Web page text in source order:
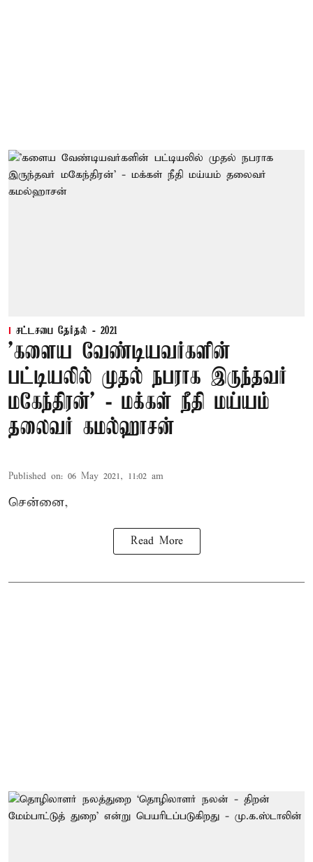
சட்டசபை தேர்தல் - 2021
'களைய வேண்டியவர்களின்
பட்டியலில் முதல் நபராக இருந்தவர்
மகேந்திரன்’ - மக்கள் நீதி மய்யம்
தலைவர் கமல்ஹாசன்
Published on: 06 May 2021, 11:02 am
சென்னை,
Read More